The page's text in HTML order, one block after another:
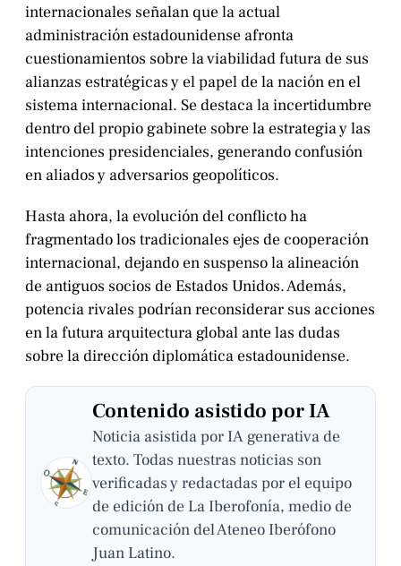
internacionales señalan que la actual
administración estadounidense afronta
cuestionamientos sobre la viabilidad futura de sus
alianzas estratégicas y el papel de la nación en el
sistema internacional. Se destaca la incertidumbre
dentro del propio gabinete sobre la estrategia y las
intenciones presidenciales, generando confusión
en aliados y adversarios geopolíticos.
Hasta ahora, la evolución del conflicto ha
fragmentado los tradicionales ejes de cooperación
internacional, dejando en suspenso la alineación
de antiguos socios de Estados Unidos. Además,
potencia rivales podrían reconsiderar sus acciones
en la futura arquitectura global ante las dudas
sobre la dirección diplomática estadounidense.
Contenido asistido por IA
Noticia asistida por IA generativa de
texto. Todas nuestras noticias son
verificadas y redactadas por el equipo
de edición de La Iberofonía, medio de
comunicación del Ateneo Iberófono
Juan Latino.